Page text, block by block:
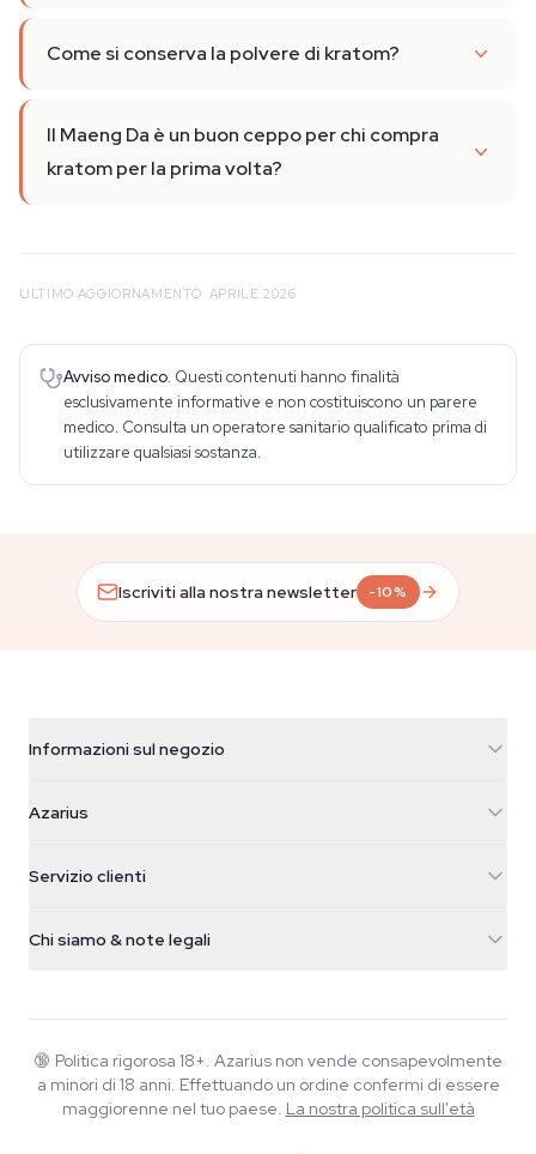
Come si conserva la polvere di kratom?
Il Maeng Da è un buon ceppo per chi compra
kratom per la prima volta?
ULTIMO AGGIORNAMENTO: APRILE 2026
Avviso medico. Questi contenuti hanno finalità
esclusivamente informative e non costituiscono un parere
medico. Consulta un operatore sanitario qualificato prima di
utilizzare qualsiasi sostanza.
Iscriviti alla nostra newsletter -10%
Informazioni sul negozio
Galvaniweg 11
Nederland
+31(0)204897914
Azarius
Smokeshop
Servizio clienti
FAQ
Informativa sulla privacy
Chi siamo & note legali
Wiki
Blog
Musica
🔞 Politica rigorosa 18+. Azarius non vende consapevolmente
a minori di 18 anni. Effettuando un ordine confermi di essere
maggiorenne nel tuo paese. La nostra politica sull'età